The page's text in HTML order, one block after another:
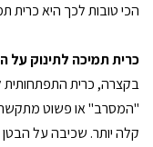
הכי טובות לכך היא כרית
כרית תמיכה לתינוק על
בקצרה, כרית התפתחותית
"המסרב" או פשוט
קלה יותר. שכיבה על הבטן